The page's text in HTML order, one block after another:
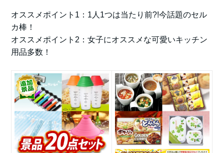
オススメポイント1：1人1つは当たり前?!今話題のセル
カ棒！
オススメポイント2：女子にオススメな可愛いキッチン
用品多数！